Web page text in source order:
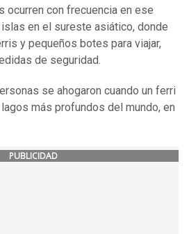
ocurren con frecuencia en ese
en el sureste asiático, donde
y pequeños botes para viajar,
de seguridad.
se ahogaron cuando un ferri
más profundos del mundo, en
PUBLICIDAD